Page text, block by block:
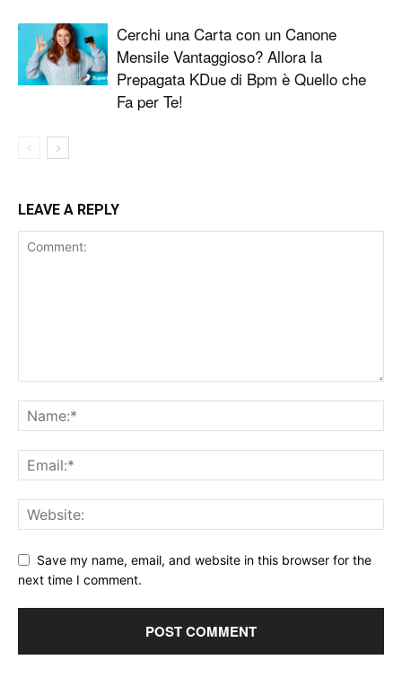
Cerchi una Carta con un Canone
Mensile Vantaggioso? Allora la
Prepagata KDue di Bpm è Quello che
Fa per Te!
LEAVE A REPLY
Save my name, email, and website in this browser for the
next time I comment.